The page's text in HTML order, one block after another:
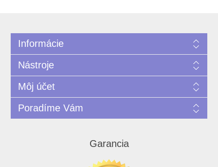
Informácie
Nástroje
Môj účet
Poradíme Vám
Garancia